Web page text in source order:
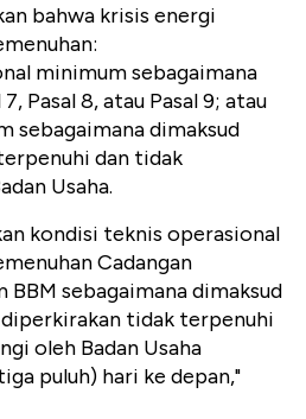
bahwa krisis energi
minimum sebagaimana
Pasal 8, atau Pasal 9; atau
sebagaimana dimaksud
dan tidak
Usaha.
kondisi teknis operasional
Cadangan
sebagaimana dimaksud
diperkirakan tidak terpenuhi
oleh Badan Usaha
puluh) hari ke depan,"